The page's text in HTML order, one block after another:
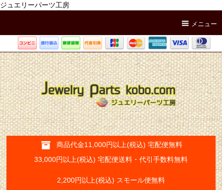
ジュエリーパーツ工房
メニュー
商品代金11,000円以上(税込) 宅配便無料
33,000円以上(税込) 宅配便送料・代引手数料無料
2,200円以上(税込) スモール便無料